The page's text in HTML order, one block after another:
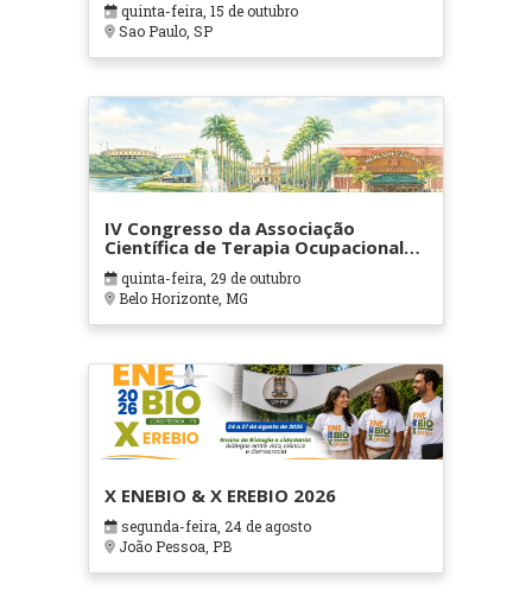
quinta-feira, 15 de outubro
Sao Paulo, SP
IV Congresso da Associação
Científica de Terapia Ocupacional
em Contextos Hospitalares e
Cuidados Paliativos - ATOHOSP
quinta-feira, 29 de outubro
Belo Horizonte, MG
X ENEBIO & X EREBIO 2026
segunda-feira, 24 de agosto
João Pessoa, PB